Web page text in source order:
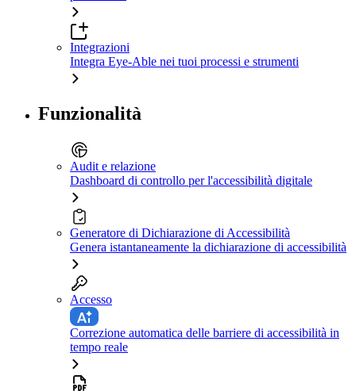
Integrazioni
Integra Eye-Able nei tuoi processi e strumenti
Funzionalità
Audit e relazione
Dashboard di controllo per l'accessibilità digitale
Generatore di Dichiarazione di Accessibilità
Genera istantaneamente la dichiarazione di accessibilità
Accesso
Correzione automatica delle barriere di accessibilità in
tempo reale